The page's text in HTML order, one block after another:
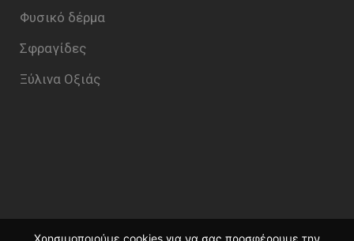
Φυσικό δέρμα
Σφραγίδες
Ξύλινα Οξιάς
Χρησιμοποιούμε cookies για να σας προσφέρουμε την